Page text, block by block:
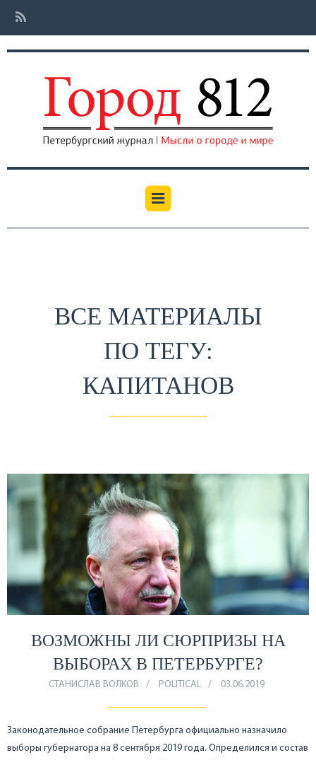
ВСЕ МАТЕРИАЛЫ
ПО ТЕГУ:
КАПИТАНОВ
ВОЗМОЖНЫ ЛИ СЮРПРИЗЫ НА
ВЫБОРАХ В ПЕТЕРБУРГЕ?
СТАНИСЛАВ ВОЛКОВ POLITICAL 03.06.2019
Законодательное собрание Петербурга официально назначило
выборы губернатора на 8 сентября 2019 года. Определился и состав